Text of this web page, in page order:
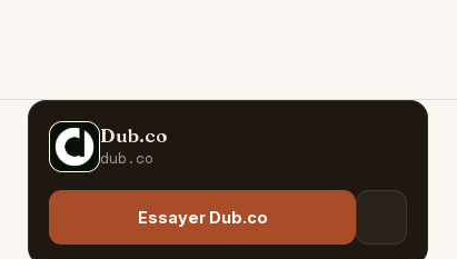
D Dub.co
dub.co
Essayer Dub.co